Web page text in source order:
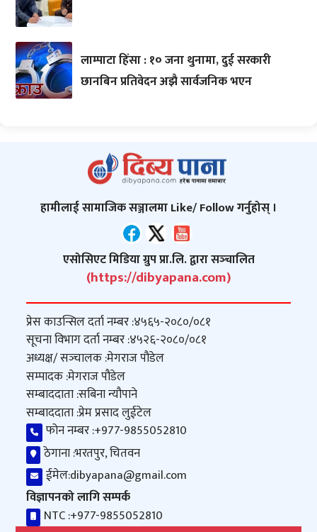
लाम्पाटा हिंसा : १० जना थुनामा, दुई सरकारी
छानबिन प्रतिवेदन अझै सार्वजनिक भएन
हामीलाई सामाजिक सञ्जालमा Like/ Follow गर्नुहोस् ।
एसोसिएट मिडिया ग्रुप प्रा.लि. द्वारा सञ्‍चालित
(https://dibyapana.com)
प्रेस काउन्सिल दर्ता नम्बर :४५६५-२०८०/०८१
सूचना विभाग दर्ता नम्बर :४५२६-२०८०/०८१
अध्यक्ष/ सञ्‍चालक :मेगराज पौडेल
सम्पादक :मेगराज पौडेल
सम्बाददाता :सबिना न्यौपाने
सम्बाददाता :प्रेम प्रसाद लुईटेल
फोन नम्बर :+977-9855052810
ठेगाना :भरतपुर, चितवन
ईमेल:dibyapana@gmail.com
विज्ञापनको लागि सम्पर्क
NTC :+977-9855052810